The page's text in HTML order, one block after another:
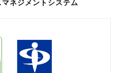
ネジメントシステム